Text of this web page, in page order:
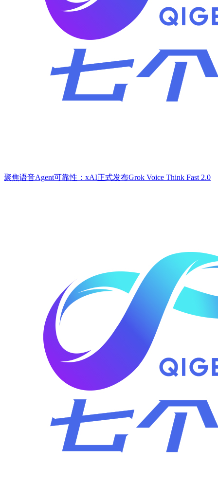
聚焦语音Agent可靠性：xAI正式发布Grok Voice Think Fast 2.0